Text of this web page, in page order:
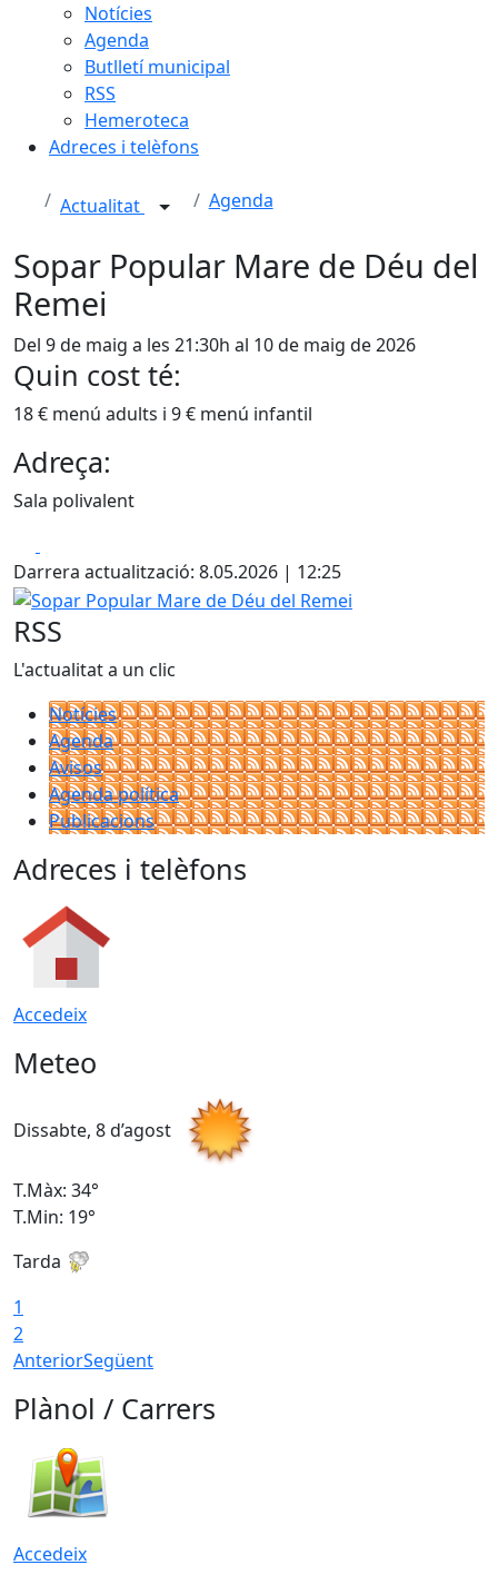
Notícies
Agenda
Butlletí municipal
RSS
Hemeroteca
Adreces i telèfons
Actualitat Agenda
Sopar Popular Mare de Déu del
Remei
Del 9 de maig a les 21:30h al 10 de maig de 2026
Quin cost té:
18 € menú adults i 9 € menú infantil
Adreça:
Sala polivalent
Darrera actualització: 8.05.2026 | 12:25
Sopar Popular Mare de Déu del Remei
RSS
L'actualitat a un clic
Notícies
Agenda
Avisos
Agenda política
Publicacions
Adreces i telèfons
Accedeix
Meteo
Dissabte, 8 d’agost
T.Màx: 34°
T.Min: 19°
Tarda
1
2
AnteriorSegüent
Plànol / Carrers
Accedeix